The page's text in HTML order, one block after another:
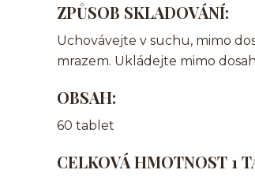
ZPŮSOB SKLADOVÁNÍ:
Uchovávejte v suchu, mimo
mrazem. Ukládejte mimo
OBSAH:
60 tablet
CELKOVÁ HMOTNOST 1